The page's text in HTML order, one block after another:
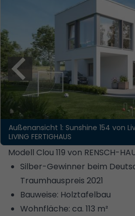
Außenansicht 1: Sunshine 154 von
LIVING FERTIGHAUS
Modell Clou 119 von RENSCH-
Silber-Gewinner beim
Traumhauspreis 2021
Bauweise: Holztafelbau
Wohnfläche: ca. 113 m²